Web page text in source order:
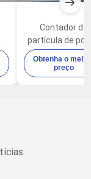
Contador da
partícula de
do tela táctil
de TFT na
eletrônica
Obtenha o
preço